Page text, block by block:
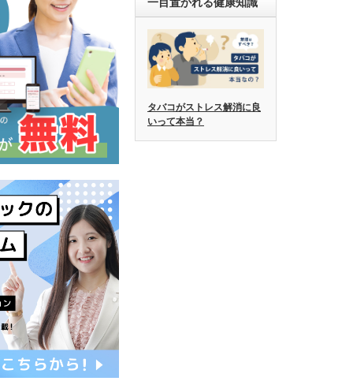
タバコがストレス解消に良
いって本当？